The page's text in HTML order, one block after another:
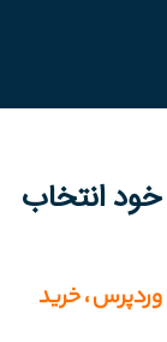
انتخاب
، خرید